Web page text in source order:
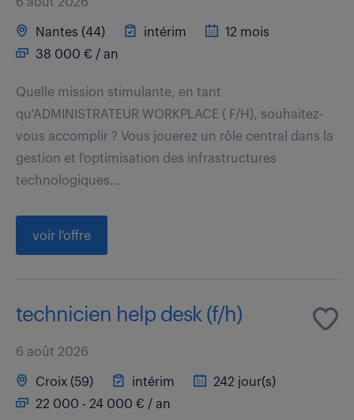
Nantes (44) intérim
12 mois
38 000 € / an
Quelle mission stimulante, en tant
qu'ADMINISTRATEUR WORKPLACE ( F/H), souhaitez-
vous accomplir ? Vous jouerez un rôle central dans la
gestion et l'optimisation des infrastructures
technologiques...
voir l'offre
technicien help desk (f/h)
6 août 2026
Croix (59) intérim
242 jour(s)
22 000 - 24 000 € / an